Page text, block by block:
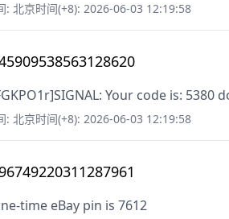
: 北京时间(+8): 2026-06-03 12:19:58
Your code is: 5380
: 北京时间(+8): 2026-06-03 12:19:58
time eBay pin is 7612